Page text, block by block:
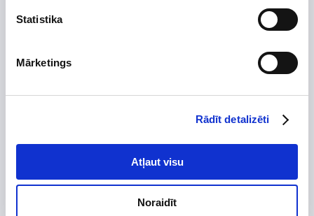
Statistika
Mārketings
Rādīt detalizēti
Atļaut visu
Noraidīt
Tips
Ūdens tilpums, ltr
Brīvstāvošs ātrgaitas ūdens sildītājs (pieejama pie
sienas piestiprināta versija)
Piemērots pieslēgšanai apkures sistēmai ar gāzes